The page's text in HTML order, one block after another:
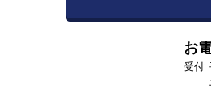
お